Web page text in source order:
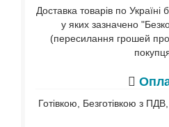
Доставка товарів по Україні
у яких зазначено
(пересилання грошей
Готівкою, Безготівкою з